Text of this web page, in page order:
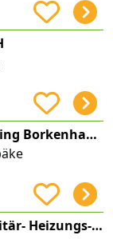
Jörg Borkenhagen-Schilling Borkenhagen - Heizung-Sanitär-Solar
Aircon Klimaservice Sanitär- Heizungs- und Klimatechnik